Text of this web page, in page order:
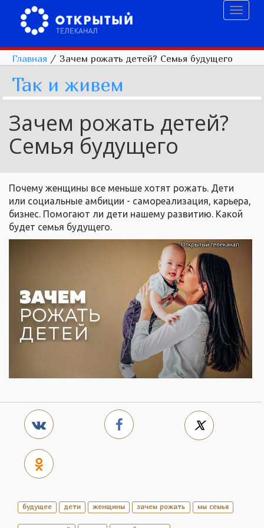
Главная / Зачем рожать детей? Семья будущего
Так и живем
Зачем рожать детей?
Семья будущего
Почему женщины все меньше хотят рожать. Дети
или социальные амбиции - самореализация, карьера,
бизнес. Помогают ли дети нашему развитию. Какой
будет семья будущего.
будущее дети женщины зачем рожать мы семья